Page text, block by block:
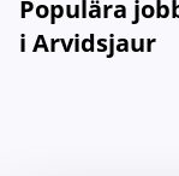
Populära
i Arvidsjaur